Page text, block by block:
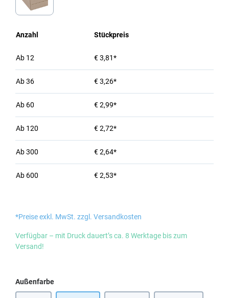
Anzahl Stückpreis
Ab 12 € 3,81*
Ab36 € 3,26*
Ab 60 € 2,99*
Ab 120 € 2,72*
Ab300 € 2,64*
Ab 600 € 2,53*
*Preise exkl. MwSt. zzgl. Versandkosten
Verfügbar – mit Druck dauert’s ca. 8 Werktage bis zum
Versand!
Außenfarbeauswählen